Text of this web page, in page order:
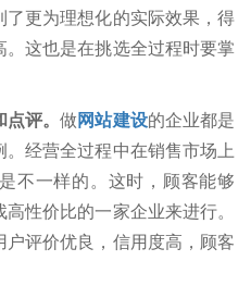
了更为理想化的实际效果，得
这也是在挑选全过程时要掌
点评。做 网站建设的企业都是
经营全过程中在销售市场上
不一样的。这时，顾客能够
性价比的一家企业来进行。
评价优良，信用度高，顾客